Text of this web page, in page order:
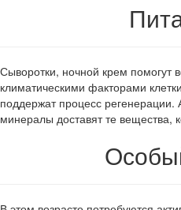
Сыворотки, ночной крем помогут
климатическими факторами
поддержат процесс
минералы доставят те вещества,